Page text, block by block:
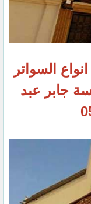
السواتر
جابر عبد